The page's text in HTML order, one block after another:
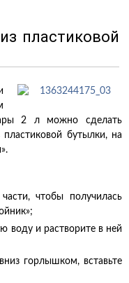
пластиковой
2 л можно сделать
бутылки, на
чтобы получилась
воду и растворите в ней
горлышком, вставьте